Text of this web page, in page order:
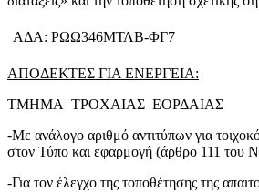
ΑΔΑ: ΡΩΩ346ΜΤΛΒ-ΦΓ7
ΑΠΟΔΕΚΤΕΣ ΓΙΑ ΕΝΕΡΓΕΙΑ:
ΤΜΗΜΑ ΤΡΟΧΑΙΑΣ ΕΟΡΔΑΙΑΣ
-Με ανάλογο αριθμό αντιτύπων για
στον Τύπο και εφαρμογή (άρθρο 111 του
-Για τον έλεγχο της τοποθέτησης της